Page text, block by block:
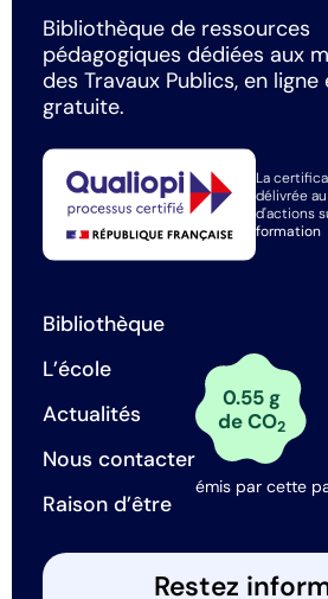
Bibliothèque de ressources
pédagogiques dédiées aux
des Travaux Publics, en ligne
gratuite.
La
délivrée
d'actions
formation
Bibliothèque
L’école
Actualités
Nous contacter
Raison d’être
0.55 g
de CO2
émis par cette
Restez